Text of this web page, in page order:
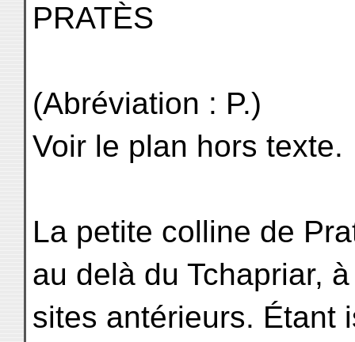
PRATÈS
(Abréviation : P.)
Voir le plan hors texte.
La petite colline de
au delà du Tchapriar,
sites antérieurs. Étant